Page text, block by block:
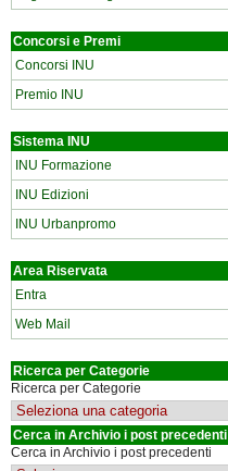
Concorsi e Premi
Concorsi INU
Premio INU
Sistema INU
INU Formazione
INU Edizioni
INU Urbanpromo
Area Riservata
Entra
Web Mail
Ricerca per Categorie
Ricerca per Categorie
Cerca in Archivio i post precedenti
Cerca in Archivio i post precedenti